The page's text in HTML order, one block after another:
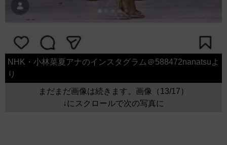
NHK・小林菜夏アナのインスタグラム＠588472nanatsuよ
り
まだまだ画像は続きます。画像（13/17）
↓にスクロールで次の写真に